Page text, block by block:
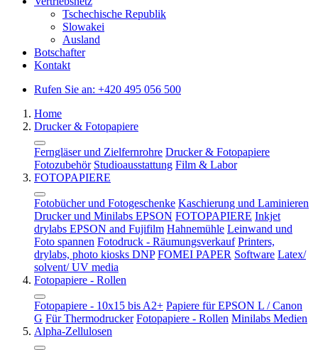
Tschechische Republik
Slowakei
Ausland
Botschafter
Kontakt
Rufen Sie an: +420 495 056 500
Home
Drucker & Fotopapiere
Ferngläser und Zielfernrohre Drucker & Fotopapiere
Fotozubehör Studioausstattung Film & Labor
FOTOPAPIERE
Fotobücher und Fotogeschenke Kaschierung und Laminieren
Drucker und Minilabs EPSON FOTOPAPIERE Inkjet
drylabs EPSON and Fujifilm Hahnemühle Leinwand und
Foto spannen Fotodruck - Räumungsverkauf Printers,
drylabs, photo kiosks DNP FOMEI PAPER Software Latex/
solvent/ UV media
Fotopapiere - Rollen
Fotopapiere - 10x15 bis A2+ Papiere für EPSON L / Canon
G Für Thermodrucker Fotopapiere - Rollen Minilabs Medien
Alpha-Zellulosen